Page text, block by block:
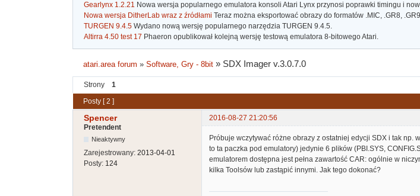
Gearlynx 1.2.21 Nowa wersja popularnego emulatora konsoli Atari Lynx przynosi poprawki timingu i
Nowa wersja DitherLab wraz z źródłami Teraz można eksportować obrazy do formatów .MIC, .GR8,
TURGEN 9.4.5 Wydano nową wersję popularnego narzędzia TURGEN 9.4.5.
Altirra 4.50 test 17 Phaeron opublikował kolejną wersję testową emulatora 8-bitowego Atari.
atari.area forum »Software, Gry - 8bit » SDX Imager v.3.0.7.0
Strony 1
Posty [ 2 ]
Spencer
2016-08-27 21:20:56
Pretendent
Nieaktywny
Zarejestrowany: 2013-04-01
Posty: 124
Próbuje wczytywać różne obrazy z ostatniej edycji SDX i tak
to ta paczka pod emulatory) jedynie 6 plików (PBI.SYS,
emulatorem dostępna jest pełna zawartość CAR: ogólnie w
kilka Toolsów lub zastąpić innymi. Jak tego dokonać?